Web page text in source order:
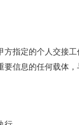
方指定的个人交接
信息的任何载体